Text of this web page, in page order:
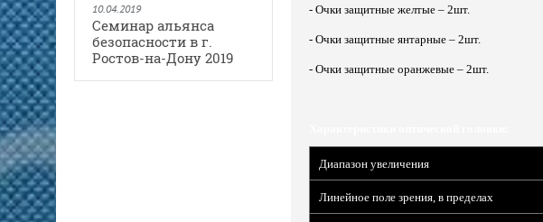
10.04.2019
Семинар альянса
безопасности в г.
Ростов-на-Дону 2019
- Очки защитные желтые – 2шт.
- Очки защитные янтарные – 2шт.
- Очки защитные оранжевые – 2шт.
Диапазон увеличения
Линейное поле зрения, в пределах